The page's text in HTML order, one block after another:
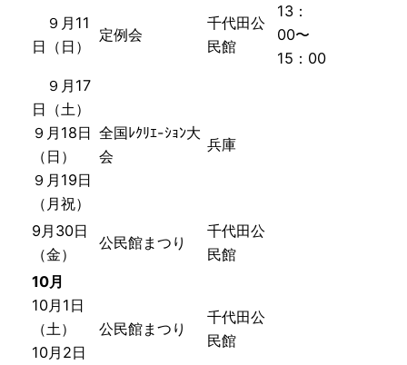
９月11
日（日）
定例会
千代田公
民館
13：
00〜
15：00
９月17
日（土）
９月18日
（日）
９月19日
（月祝）
全国ﾚｸﾘｴ-ｼｮﾝ大
会
兵庫
9月30日
（金）
公民館まつり
千代田公
民館
10月
10月1日
（土）
10月2日
公民館まつり
千代田公
民館